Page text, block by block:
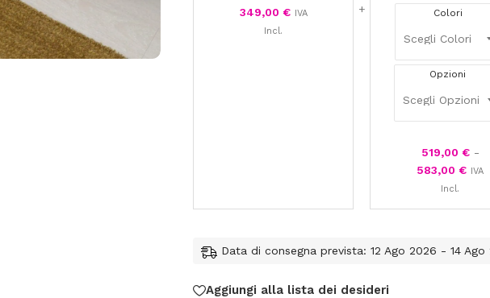
349,00 € IVA
Incl.
Colori
Opzioni
519,00 € -
583,00 € IVA
Incl.
Data di consegna prevista: 12 Ago 2026 - 14 Ago
Aggiungi alla lista dei desideri